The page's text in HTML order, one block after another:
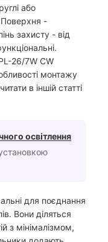
або
Поверхня -
захисту - від
26/7W CW
монтажу
в іншій статті
освітлення
для поєднання
Вони діляться
з мінімалізмом,